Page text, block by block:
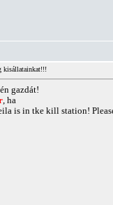
kisállatainkat!!!
gazdát!
, ha
is in tke kill station!